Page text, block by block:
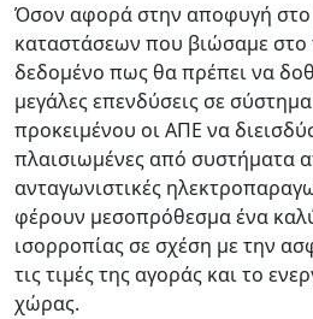
Όσον αφορά στην αποφυγή στο
καταστάσεων που βιώσαμε στο
δεδομένο πως θα πρέπει να
μεγάλες επενδύσεις σε
προκειμένου οι ΑΠΕ να
πλαισιωμένες από συστήματα
ανταγωνιστικές
φέρουν μεσοπρόθεσμα ένα
ισορροπίας σε σχέση με την
τις τιμές της αγοράς και το
χώρας.